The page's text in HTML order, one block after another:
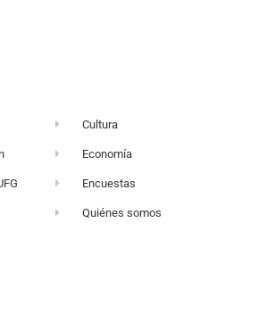
Cultura
Economía
Encuestas
Quiénes somos